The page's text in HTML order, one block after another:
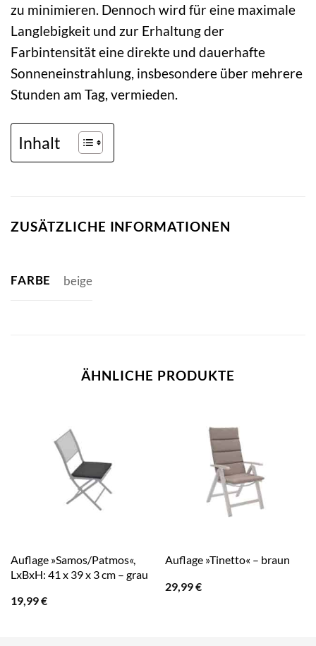
zu minimieren. Dennoch wird für eine maximale
Langlebigkeit und zur Erhaltung der
Farbintensität eine direkte und dauerhafte
Sonneneinstrahlung, insbesondere über mehrere
Stunden am Tag, vermieden.
Inhalt
ZUSÄTZLICHE INFORMATIONEN
FARBE beige
ÄHNLICHE PRODUKTE
Auflage »Samos/Patmos«,
LxBxH: 41 x 39 x 3 cm – grau
19,99€
Auflage »Tinetto« – braun
29,99€